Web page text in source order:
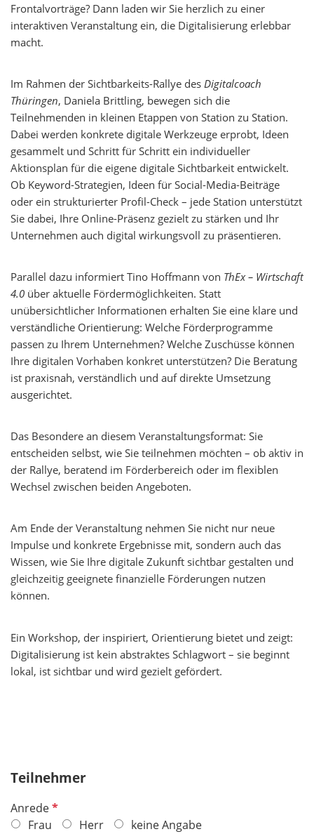
Frontalvorträge? Dann laden wir Sie herzlich zu einer
interaktiven Veranstaltung ein, die Digitalisierung erlebbar
macht.
Im Rahmen der Sichtbarkeits-Rallye des Digitalcoach
Thüringen, Daniela Brittling, bewegen sich die
Teilnehmenden in kleinen Etappen von Station zu Station.
Dabei werden konkrete digitale Werkzeuge erprobt, Ideen
gesammelt und Schritt für Schritt ein individueller
Aktionsplan für die eigene digitale Sichtbarkeit entwickelt.
Ob Keyword-Strategien, Ideen für Social-Media-Beiträge
oder ein strukturierter Profil-Check – jede Station unterstützt
Sie dabei, Ihre Online-Präsenz gezielt zu stärken und Ihr
Unternehmen auch digital wirkungsvoll zu präsentieren.
Parallel dazu informiert Tino Hoffmann von ThEx – Wirtschaft
4.0 über aktuelle Fördermöglichkeiten. Statt
unübersichtlicher Informationen erhalten Sie eine klare und
verständliche Orientierung: Welche Förderprogramme
passen zu Ihrem Unternehmen? Welche Zuschüsse können
Ihre digitalen Vorhaben konkret unterstützen? Die Beratung
ist praxisnah, verständlich und auf direkte Umsetzung
ausgerichtet.
Das Besondere an diesem Veranstaltungsformat: Sie
entscheiden selbst, wie Sie teilnehmen möchten – ob aktiv in
der Rallye, beratend im Förderbereich oder im flexiblen
Wechsel zwischen beiden Angeboten.
Am Ende der Veranstaltung nehmen Sie nicht nur neue
Impulse und konkrete Ergebnisse mit, sondern auch das
Wissen, wie Sie Ihre digitale Zukunft sichtbar gestalten und
gleichzeitig geeignete finanzielle Förderungen nutzen
können.
Ein Workshop, der inspiriert, Orientierung bietet und zeigt:
Digitalisierung ist kein abstraktes Schlagwort – sie beginnt
lokal, ist sichtbar und wird gezielt gefördert.
Teilnehmer
AnredeP
f
Frau Herr keine Angabe